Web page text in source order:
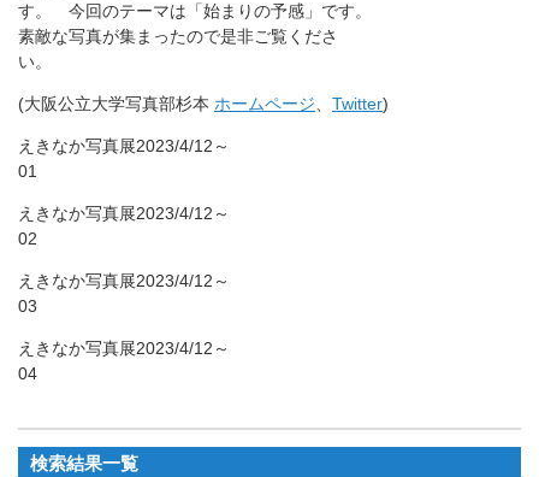
す。 今回のテーマは「始まりの予感」です。
素敵な写真が集まったので是非ご覧くださ
い。
(大阪公立大学写真部杉本 ホームページ Twitter)
えきなか写真展2023/4/12～
01
えきなか写真展2023/4/12～
02
えきなか写真展2023/4/12～
03
えきなか写真展2023/4/12～
04
検索結果一覧